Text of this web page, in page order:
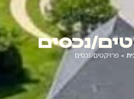
נכסים
» פרויקטים/נכסים